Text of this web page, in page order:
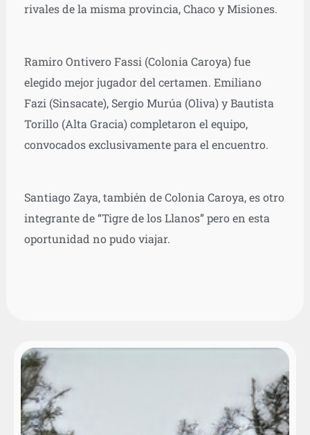
rivales de la misma provincia, Chaco y Misiones.
Ramiro Ontivero Fassi (Colonia Caroya) fue
elegido mejor jugador del certamen. Emiliano
Fazi (Sinsacate), Sergio Murúa (Oliva) y Bautista
Torillo (Alta Gracia) completaron el equipo,
convocados exclusivamente para el encuentro.
Santiago Zaya, también de Colonia Caroya, es otro
integrante de “Tigre de los Llanos” pero en esta
oportunidad no pudo viajar.